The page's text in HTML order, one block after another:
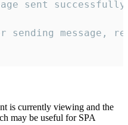
sent
sending message,
is currently viewing and the
may be useful for SPA